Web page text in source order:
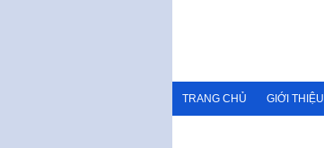
TRANG CHỦ GIỚI THIỆU